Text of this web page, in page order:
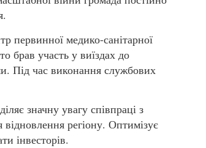
первинної медико-санітарної
брав участь у виїздах до
Під час виконання службових
значну увагу співпраці з
регіону. Оптимізує
інвесторів.